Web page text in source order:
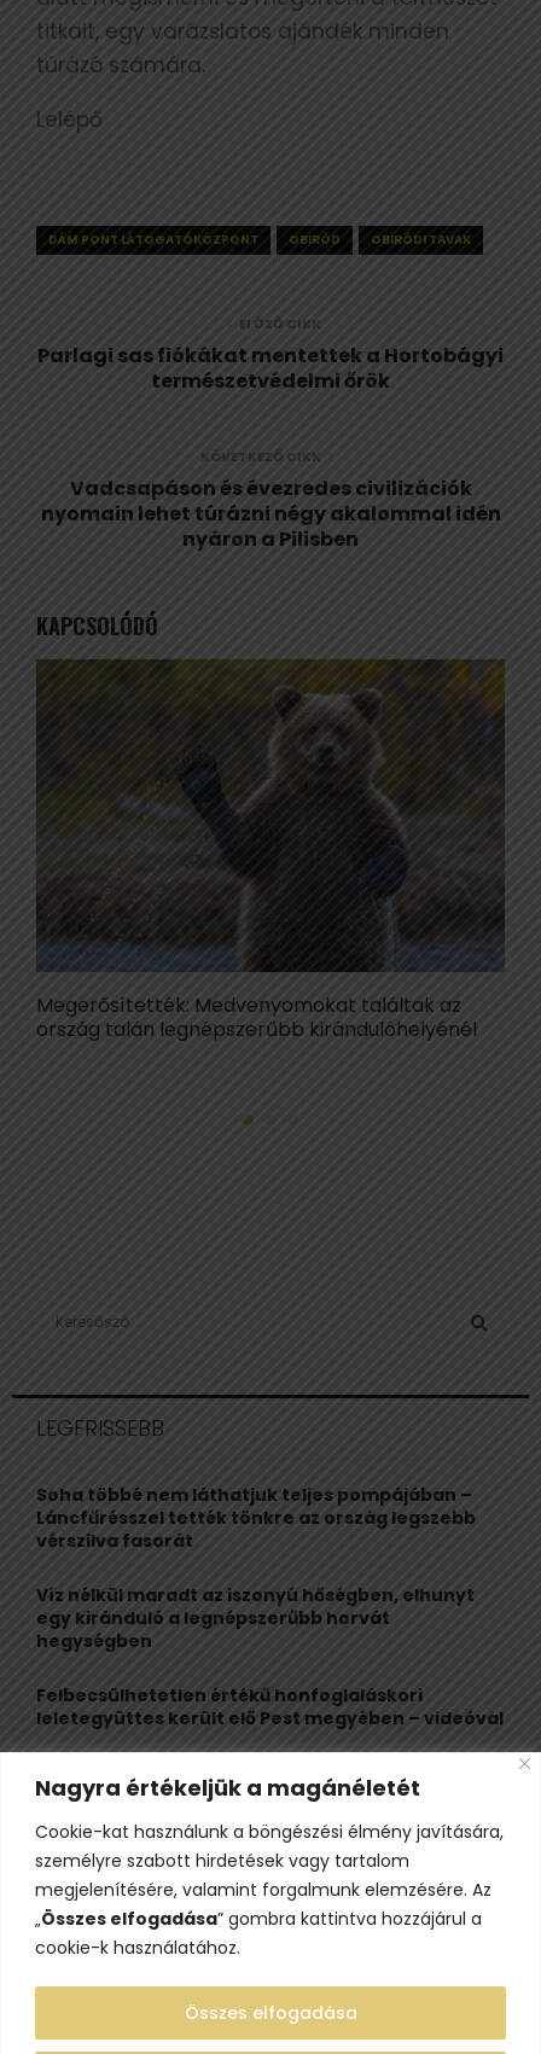
Nagyra értékeljük a magánéletét
Cookie-kat használunk a böngészési élmény javítására,
személyre szabott hirdetések vagy tartalom
megjelenítésére, valamint forgalmunk elemzésére. Az
„Összes elfogadása” gombra kattintva hozzájárul a
cookie-k használatához.
Összes elfogadása
titkait, egy varázslatos ajándék minden
túrázó számára.
Lelépő
DÁM PONT LÁTOGATÓKÖZPONT OBIRÓD OBIRÓDI TAVAK
ELŐZŐ CIKK
Parlagi sas fiókákat mentettek a Hortobágyi
természetvédelmi őrök
KÖVETKEZŐ CIKK
Vadcsapáson és évezredes civilizációk
nyomain lehet túrázni négy akalommal idén
nyáron a Pilisben
KAPCSOLÓDÓ
Megerősítették: Medvenyomokat találtak az
ország talán legnépszerűbb kirándulóhelyénél
h
o
r
:
R
LEGFRISSEBB
Soha többé nem láthatjuk teljes pompájában –
Láncfűrésszel tették tönkre az ország legszebb
vérszilva fasorát
Víz nélkül maradt az iszonyú hőségben, elhunyt
egy kiránduló a legnépszerűbb horvát
hegységben
Felbecsülhetetlen értékű honfoglaláskori
leletegyüttes került elő Pest megyében – videóval
Eltűnt egy 21 éves fiatal, az Ozora fesztiválon
látták utoljára
Visszarepít az időbe, legendáival pedig megragad
a völgyben megbújó Árpád-kori templom